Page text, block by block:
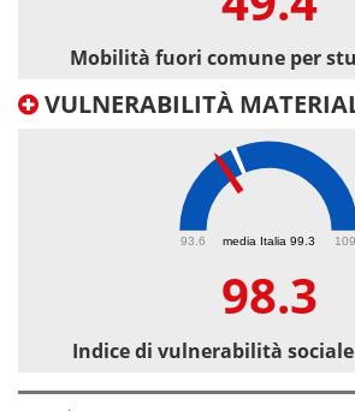
Mobilità fuori comune per
VULNERABILITÀ
media Italia 99.3
93.6 109
98.3
Indice di vulnerabilità